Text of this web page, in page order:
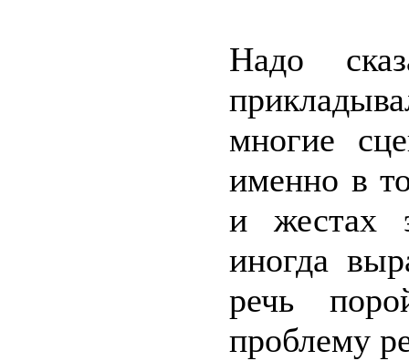
Надо
многие
именно в
и жестах
иногда
речь
проблему